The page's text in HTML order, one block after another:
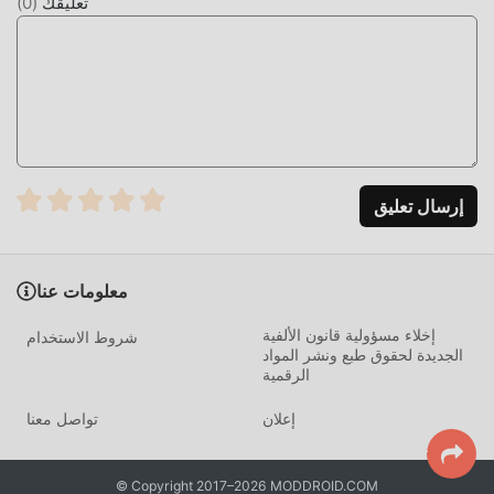
وتكرار ""التراكم"" الممل بعض الشيء. يمكن أن تساعدك التعديلات
ما عليك سوى النقر فوق زر التنزيل لتثبيت تطبيق moddroid ،
ويمكنك تنزيل إصدار التعديل المجاني مباشرة Space Shuttle
من ألعاب mod الشائعة المجانية في انتظار لتلعب ، ماذا تنتظر ، قم
إرسال تعليق
معلومات عنا
شروط الاستخدام
إخلاء مسؤولية قانون الألفية
الجديدة لحقوق طبع ونشر المواد
الرقمية
تواصل معنا إعلان
© Copyright 2017–2026 MODDROID.COM